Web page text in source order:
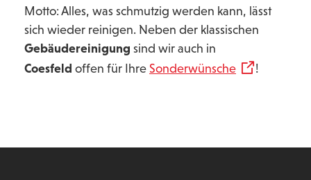
Motto: Alles, was schmutzig werden kann, lässt
sich wieder reinigen. Neben der klassischen
Gebäudereinigung sind wir auch in
Coesfeld offen für Ihre Sonderwünsche !